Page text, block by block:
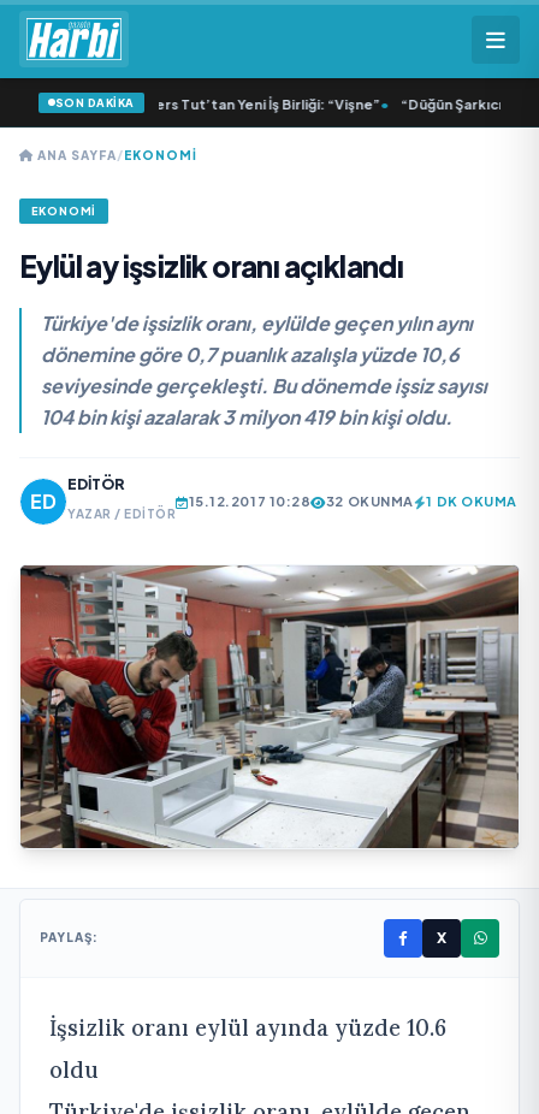
SON DAKİKA
ve Dolu Kadehi Ters Tut’tan Yeni İş Birliği: “Vişne”• “Düğün Şarkıcısı”
ANA SAYFA/EKONOMİ
EKONOMİ
Eylül ay işsizlik oranı açıklandı
Türkiye'de işsizlik oranı, eylülde geçen yılın aynı
dönemine göre 0,7 puanlık azalışla yüzde 10,6
seviyesinde gerçekleşti. Bu dönemde işsiz sayısı
104 bin kişi azalarak 3 milyon 419 bin kişi oldu.
EDITÖR
YAZAR / EDITÖR
15.12.2017 10:28 32 OKUNMA 1 DK OKUMA
PAYLAŞ: X
İşsizlik oranı eylül ayında yüzde 10.6
oldu